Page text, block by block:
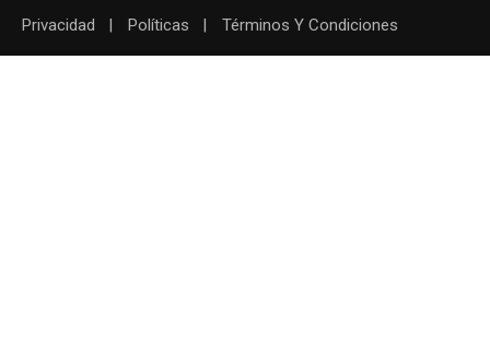
Privacidad Políticas Términos Y Condiciones